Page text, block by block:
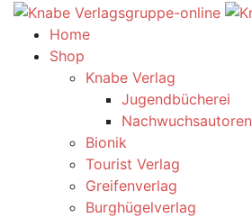
Home
Shop
Knabe Verlag
Jugendbücherei
Nachwuchsautoren
Bionik
Tourist Verlag
Greifenverlag
Burghügelverlag